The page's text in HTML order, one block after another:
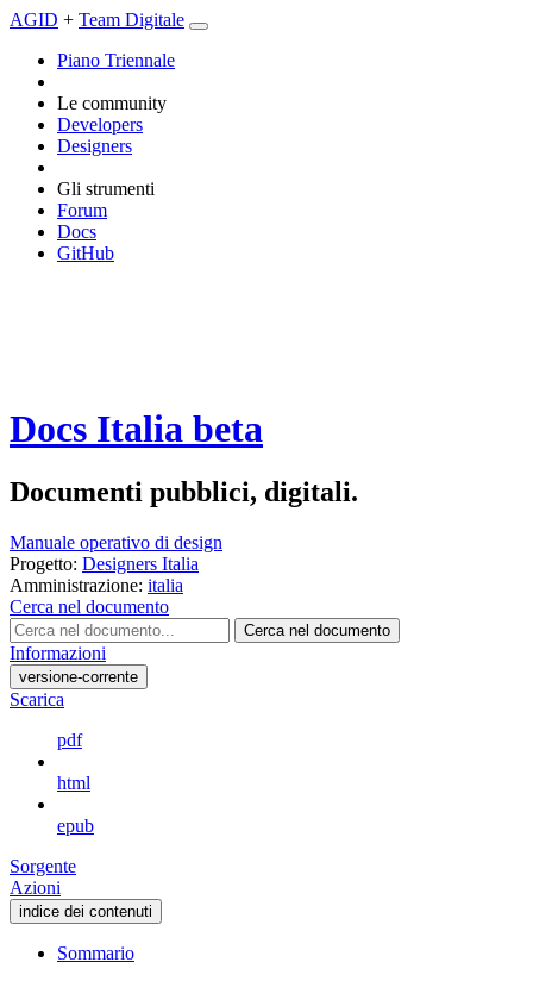
AGID + Team Digitale
Piano Triennale
Le community
Developers
Designers
Gli strumenti
Forum
Docs
GitHub
Docs Italia beta
Documenti pubblici, digitali.
Manuale operativo di design
Progetto: Designers Italia
Amministrazione: italia
Cerca nel documento
Cerca nel documento
Informazioni
versione-corrente
Scarica
pdf
html
epub
Sorgente
Azioni
indice dei contenuti
Sommario